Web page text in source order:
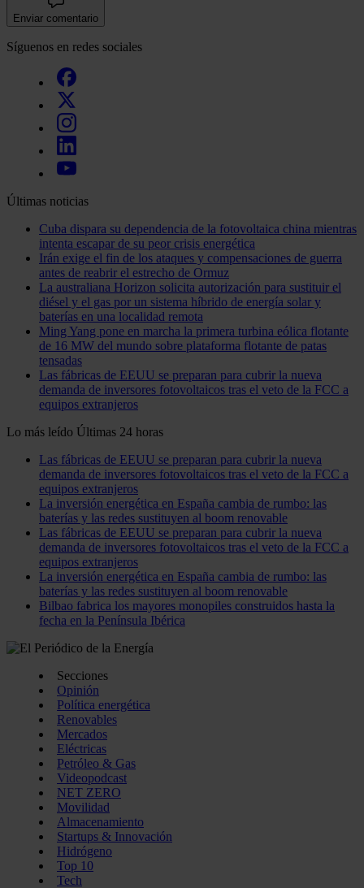
Enviar comentario
Síguenos en redes sociales
Últimas noticias
Cuba dispara su dependencia de la fotovoltaica china mientras
intenta escapar de su peor crisis energética
Irán exige el fin de los ataques y compensaciones de guerra
antes de reabrir el estrecho de Ormuz
La australiana Horizon solicita autorización para sustituir el
diésel y el gas por un sistema híbrido de energía solar y
baterías en una localidad remota
Ming Yang pone en marcha la primera turbina eólica flotante
de 16 MW del mundo sobre plataforma flotante de patas
tensadas
Las fábricas de EEUU se preparan para cubrir la nueva
demanda de inversores fotovoltaicos tras el veto de la FCC a
equipos extranjeros
Lo más leído Últimas 24 horas
Las fábricas de EEUU se preparan para cubrir la nueva
demanda de inversores fotovoltaicos tras el veto de la FCC a
equipos extranjeros
La inversión energética en España cambia de rumbo: las
baterías y las redes sustituyen al boom renovable
Las fábricas de EEUU se preparan para cubrir la nueva
demanda de inversores fotovoltaicos tras el veto de la FCC a
equipos extranjeros
La inversión energética en España cambia de rumbo: las
baterías y las redes sustituyen al boom renovable
Bilbao fabrica los mayores monopiles construidos hasta la
fecha en la Península Ibérica
Secciones
Opinión
Política energética
Renovables
Mercados
Eléctricas
Petróleo & Gas
Videopodcast
NET ZERO
Movilidad
Almacenamiento
Startups & Innovación
Hidrógeno
Top 10
Tech